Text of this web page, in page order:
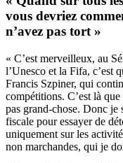
vous devriez
n’avez pas tort »
« C’est merveilleux, au
l’Unesco et la Fifa, c’est
Francis Szpiner, qui
compétitions. C’est là
pas grand-chose. Donc je
fiscale pour essayer de
uniquement sur les
non marchandes, qui je